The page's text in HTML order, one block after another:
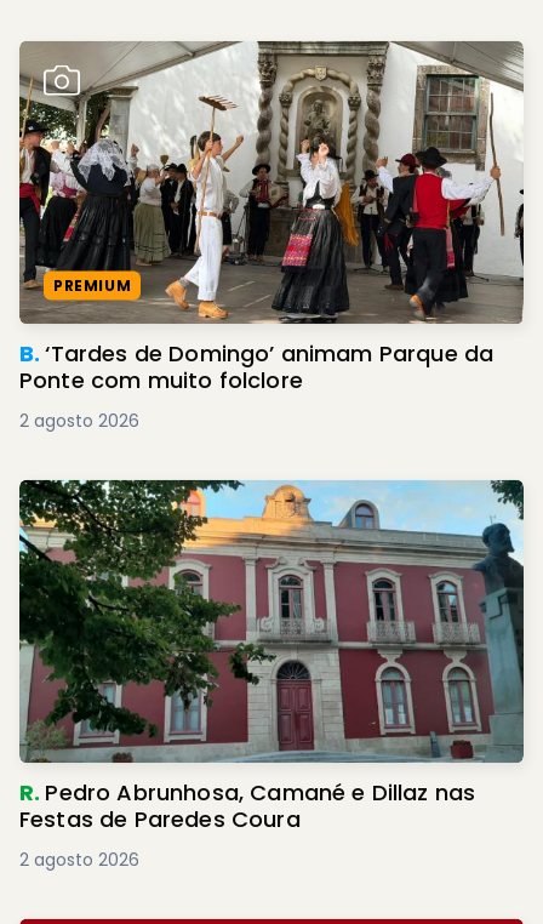
PREMIUM
B.‘Tardes de Domingo’ animam Parque da
Ponte com muito folclore
2 agosto 2026
R. Pedro Abrunhosa, Camané e Dillaz nas
Festas de Paredes Coura
2 agosto 2026